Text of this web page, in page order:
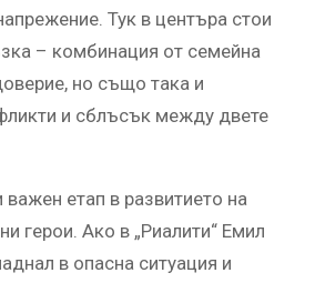
Тук в центъра стои
– комбинация от семейна
но също така и
и сблъсък между двете
важен етап в развитието на
герои. Ако в „Риалити“ Емил
в опасна ситуация и